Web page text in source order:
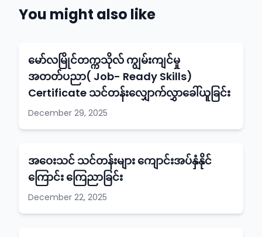
You might also like
မော်လမြိုင်တက္ကသိုလ် ကျွမ်းကျင်မှု
အတတ်ပညာ( Job- Ready Skills)
Certificate သင်တန်းလျှောက်လွှာခေါ်ယူခြင်း
December 29, 2025
အဝေးသင် သင်တန်းများ ကျောင်းအပ်နှံနိုင်
ကြောင်း ကြေညာခြင်း
December 22, 2025